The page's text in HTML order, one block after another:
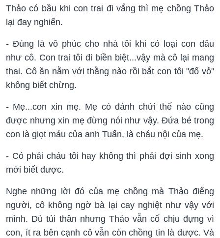
Thảo có bầu khi con trai đi vắng thì mẹ chồng Thảo
lại đay nghiến.
- Đúng là vô phúc cho nhà tôi khi có loại con dâu
như cô. Con trai tôi đi biền biệt...vậy mà cô lại mang
thai. Cô ăn nằm với thằng nào rồi bắt con tôi "đổ vỏ"
không biết chừng.
- Mẹ...con xin mẹ. Mẹ có đánh chửi thế nào cũng
được nhưng xin mẹ đừng nói như vậy. Đứa bé trong
con là giọt máu của anh Tuấn, là cháu nội của mẹ.
- Có phải cháu tôi hay không thì phải đợi sinh xong
mới biết được.
Nghe những lời đó của mẹ chồng mà Thảo điếng
người, cô không ngờ bà lại cay nghiệt như vậy với
mình. Dù tủi thân nhưng Thảo vẫn cố chịu đựng vì
con, ít ra bên cạnh cô vẫn còn chồng tin là được. Và